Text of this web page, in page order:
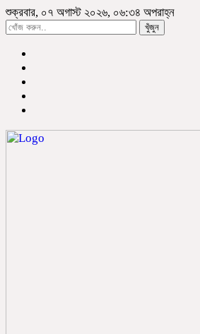
শুক্রবার, ০৭ অগাস্ট ২০২৬, ০৬:৩৪ অপরাহ্ন
খুঁজুন